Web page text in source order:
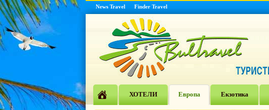
News Travel Finder Travel
ХОТЕЛИ Европа Екзотика